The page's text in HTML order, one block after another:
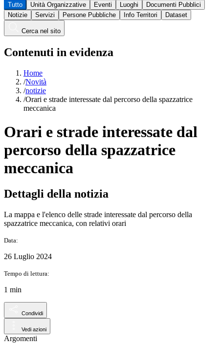
Tutto Unità Organizzative Eventi Luoghi
Documenti Pubblici
Notizie
Servizi Persone Pubbliche Info Territori Dataset
Cerca nel sito
Contenuti in evidenza
Home
/Novità
/notizie
/Orari e strade interessate dal percorso della spazzatrice
meccanica
Orari e strade interessate dal
percorso della spazzatrice
meccanica
Dettagli della notizia
La mappa e l'elenco delle strade interessate dal percorso della
spazzatrice meccanica, con relativi orari
Data:
26 Luglio 2024
Tempo di lettura:
1 min
Condividi
Vedi azioni
Argomenti